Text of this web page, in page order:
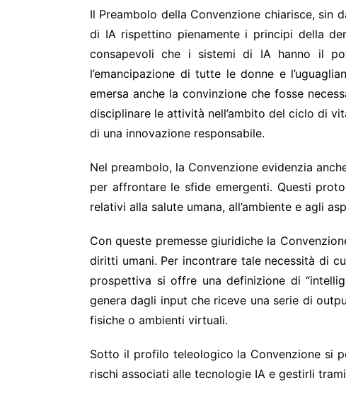
Il Preambolo della Convenzione chiarisce, sin
di IA rispettino pienamente i principi della
consapevoli che i sistemi di IA hanno il
l’emancipazione di tutte le donne e
emersa anche la convinzione che fosse
disciplinare le attività nell’ambito del ciclo di
di una innovazione responsabile.
Nel preambolo, la Convenzione evidenzia
per affrontare le sfide emergenti. Questi
relativi alla salute umana, all’ambiente e agli
Con queste premesse giuridiche la
diritti umani. Per incontrare tale necessità di
prospettiva si offre una definizione di
genera dagli input che riceve una serie di
fisiche o ambienti virtuali.
Sotto il profilo teleologico la Convenzione si
rischi associati alle tecnologie IA e gestirli